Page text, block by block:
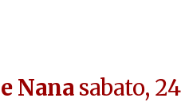
Nana sabato,